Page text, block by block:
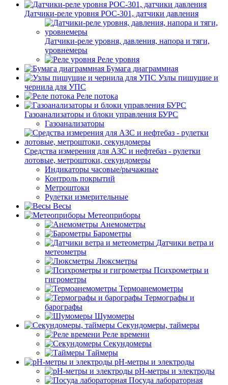
Датчики-реле уровня РОС-301, датчики давления
Датчики-реле уровня, давления, напора и тяги,
уровнемеры
Реле уровня
Бумага диаграммная
Узлы пишущие и
чернила для УПС
Реле потока
Газоанализаторы и блоки управления БУРС
Газоанализаторы
Средства измерения для АЗС и нефтебаз - рулетки
лотовые, метроштоки, секундомеры
Индикаторы часовые/рычажные
Контроль покрытий
Метроштоки
Рулетки измерительные
Весы
Метеоприборы
Анемометры
Барометры
Датчики ветра и
метеометры
Люксметры
Психрометры и
гигрометры
Термоанемометры
Термографы и
барографы
Шумомеры
Секундомеры, таймеры
Реле времени
Секундомеры
Таймеры
pH-метры и электроды
pH-метры и электроды
Посуда лабораторная